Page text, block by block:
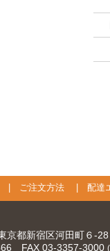
ご注文方法| 配達
京都新宿区河田町６-
FAX 03-3357-3000